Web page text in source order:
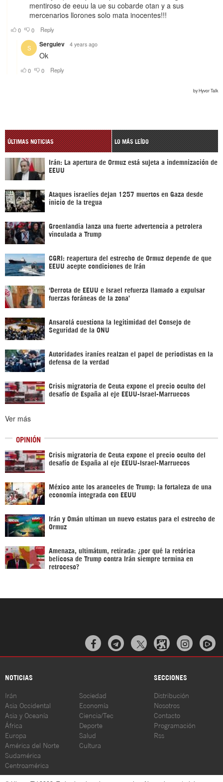
ÚLTIMAS NOTICIAS LO MÁS LEÍDO
Irán: La apertura de Ormuz está sujeta a indemnización de
EEUU
Ataques israelíes dejan 1257 muertos en Gaza desde
inicio de la tregua
Groenlandia lanza una fuerte advertencia a petrolera
vinculada a Trump
CGRI: reapertura del estrecho de Ormuz depende de que
EEUU acepte condiciones de Irán
‘Derrota de EEUU e Israel refuerza llamado a expulsar
fuerzas foráneas de la zona’
Ansarolá cuestiona la legitimidad del Consejo de
Seguridad de la ONU
Autoridades iraníes realzan el papel de periodistas en la
defensa de la verdad
Crisis migratoria de Ceuta expone el precio oculto del
desafío de España al eje EEUU-Israel-Marruecos
Ver más
OPINIÓN
Crisis migratoria de Ceuta expone el precio oculto del
desafío de España al eje EEUU-Israel-Marruecos
México ante los aranceles de Trump: la fortaleza de una
economía integrada con EEUU
Irán y Omán ultiman un nuevo estatus para el estrecho de
Ormuz
Amenaza, ultimátum, retirada: ¿por qué la retórica
belicosa de Trump contra Irán siempre termina en
retroceso?
  
NOTICIAS SECCIONES
Irán
Asia Occidental
Asia y Oceanía
África
Europa
América del Norte
Sudamérica
Centroamérica
Sociedad
Economía
Ciencia/Tec
Deporte
Salud
Cultura
Distribución
Nosotros
Contacto
Programación
Rss